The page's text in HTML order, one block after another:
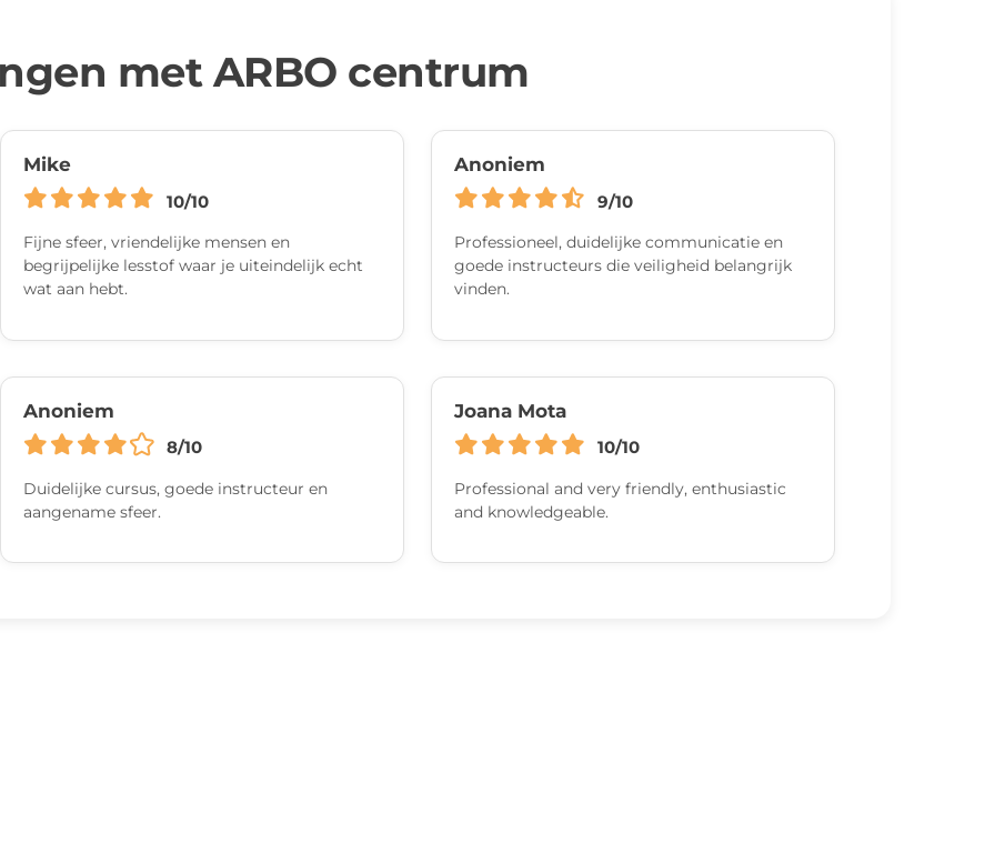
met ARBO centrum
Mike
10/10
Fijne sfeer, vriendelijke mensen en
begrijpelijke lesstof waar je uiteindelijk echt
wat aan hebt.
Anoniem
9/10
Professioneel, duidelijke communicatie en
goede instructeurs die veiligheid belangrijk
vinden.
Anoniem
8/10
Duidelijke cursus, goede instructeur en
aangename sfeer.
Joana Mota
10/10
Professional and very friendly, enthusiastic
and knowledgeable.